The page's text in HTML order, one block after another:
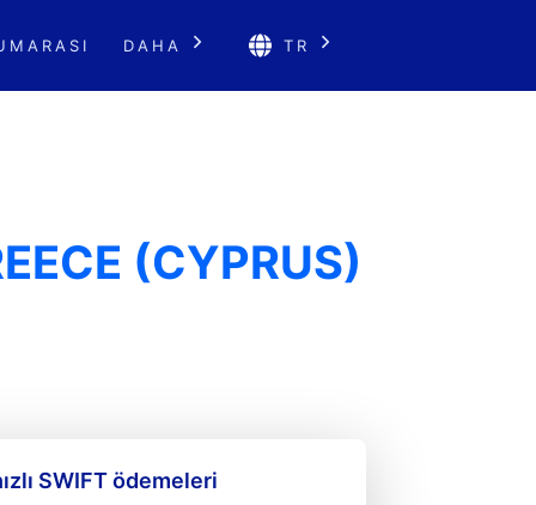
DAHA TR
(CYPRUS)
SWIFT ödemeleri